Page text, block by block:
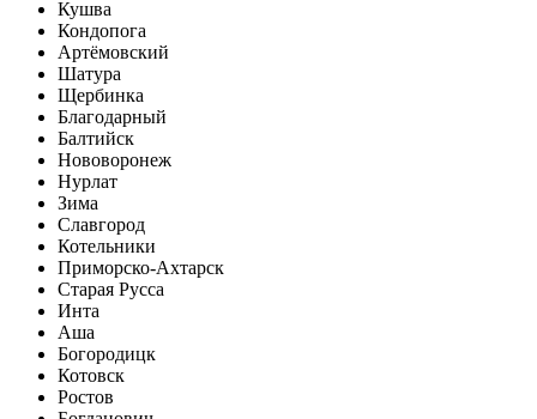
Кушва
Кондопога
Артёмовский
Шатура
Щербинка
Благодарный
Балтийск
Нововоронеж
Нурлат
Зима
Славгород
Котельники
Приморско-Ахтарск
Старая Русса
Инта
Аша
Богородицк
Котовск
Ростов